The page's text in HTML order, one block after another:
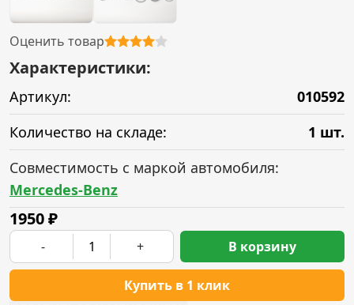
Оценить товар
Характеристики:
Артикул:
010592
Количество на складе:
1 шт.
Совместимость с маркой автомобиля:
Mercedes-Benz
1950₽
- +
Купить в 1 клик
В корзину